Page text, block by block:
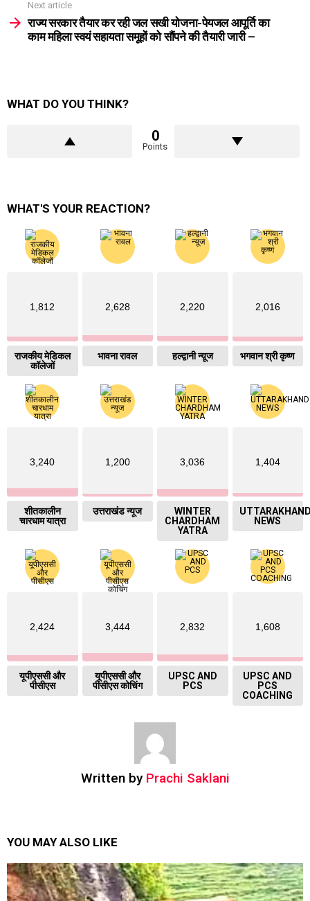
Next article
राज्य सरकार तैयार कर रही जल सखी योजना-पेयजल आपूर्ति का
काम महिला स्वयं सहायता समूहों को सौंपने की तैयारी जारी –
WHAT DO YOU THINK?
0
Points
WHAT'S YOUR REACTION?
1,812
राजकीय मेडिकल
कॉलेजों
2,628
भावना रावल
2,220
हल्द्वानी न्य़ूज
2,016
भगवान श्री कृष्ण
3,240
शीतकालीन
चारधाम यात्रा
1,200
उत्तराखंड न्यूज
3,036
WINTER
CHARDHAM
YATRA
1,404
NEWS
2,424
यूपीएससी और
पीसीएस
3,444
यूपीएससी और
पीसीएस कोचिंग
2,832
UPSC AND
PCS
1,608
UPSC AND
PCS
COACHING
Written by Prachi Saklani
YOU MAY ALSO LIKE